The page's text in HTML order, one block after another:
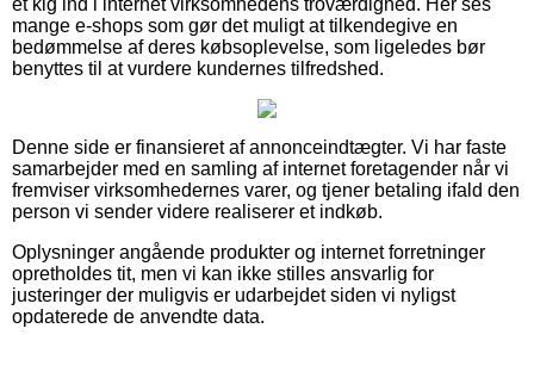
mange e-shops som gør det muligt at tilkendegive en
bedømmelse af deres købsoplevelse, som ligeledes bør
benyttes til at vurdere kundernes tilfredshed.
Denne side er finansieret af annonceindtægter. Vi har faste
samarbejder med en samling af internet foretagender når vi
fremviser virksomhedernes varer, og tjener betaling ifald den
person vi sender videre realiserer et indkøb.
Oplysninger angående produkter og internet forretninger
opretholdes tit, men vi kan ikke stilles ansvarlig for
justeringer der muligvis er udarbejdet siden vi nyligst
opdaterede de anvendte data.